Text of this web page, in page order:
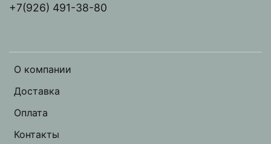
О компании
Доставка
Оплата
Контакты
+7(926) 491-38-80